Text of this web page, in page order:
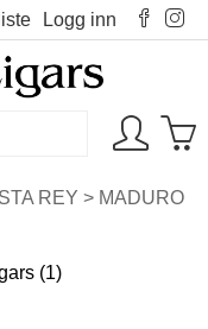
Logg inn
REY > MADURO
(1)